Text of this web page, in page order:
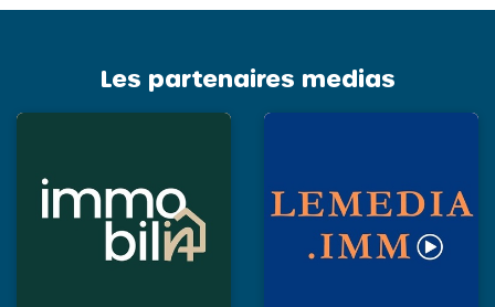
Les partenaires medias